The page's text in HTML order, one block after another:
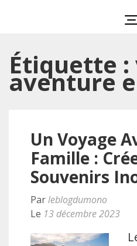
Étiquette :
aventure
Un Voyage
Famille :
Souvenirs
Parleblogdumono
Le 13 décembre 2023